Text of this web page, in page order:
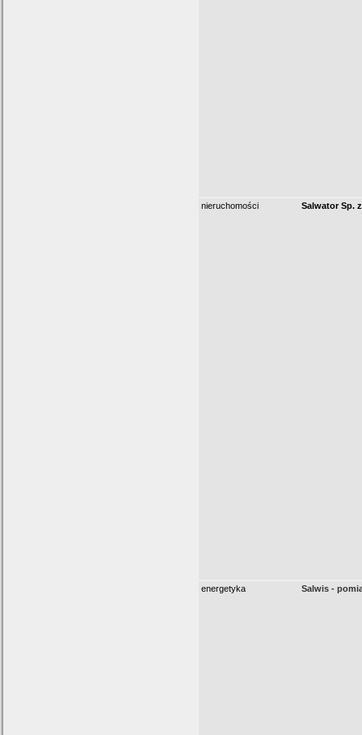
nieruchomości Salwator Sp.
energetyka Salwis -